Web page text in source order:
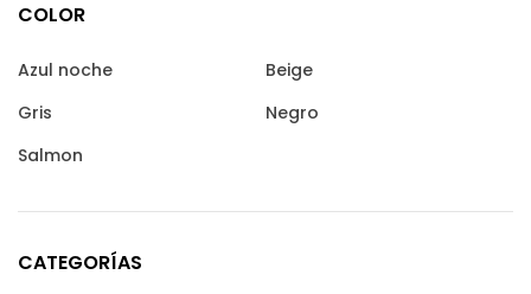
COLOR
Azul noche
Beige
Gris
Negro
Salmon
CATEGORÍAS